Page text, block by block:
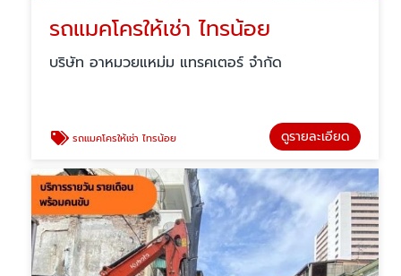
รถแมคโครให้เช่า ไทรน้อย
บริษัท อาหมวยแหม่ม แทรคเตอร์ จำกัด
รถแมคโครให้เช่า ไทรน้อย ดูรายละเอียด